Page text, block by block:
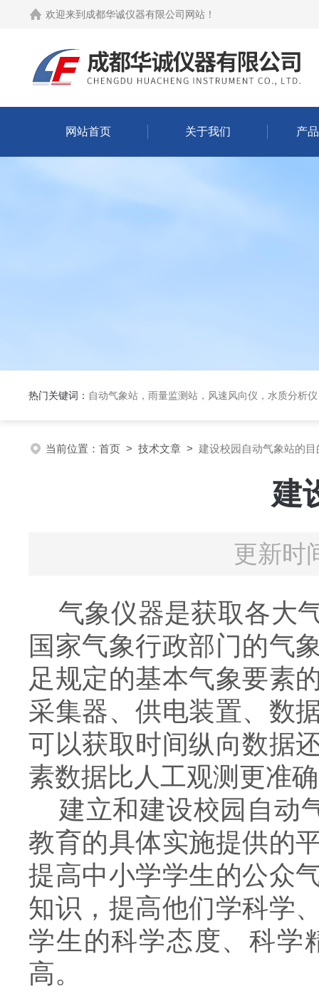
欢迎来到 成都华诚仪器有限公司网站 ！
网站首页 关于我们 产
热门关键词： 自动气象站，雨量监测站，风速风向仪，水质分析
当前位置： 首页 > 技术文章 > 建设校园自动气象站的目
建
更新时
气象仪器是获取各大
国家气象行政部门的气
足规定的基本气象要素
采集器、供电装置、数
可以获取时间纵向数据
素数据比人工观测更准
建立和建设校园自动
教育的具体实施提供的
提高中小学学生的公众
知识，提高他们学科学
学生的科学态度、科学
高。